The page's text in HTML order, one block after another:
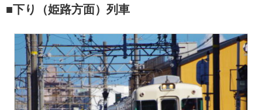
■下り（姫路方面）列車